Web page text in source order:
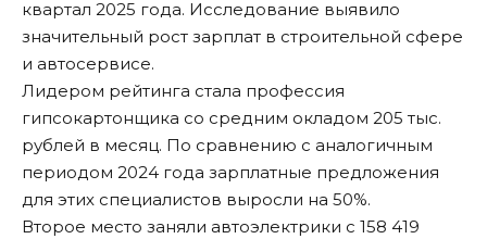
квартал 2025 года. Исследование выявило
значительный рост зарплат в строительной сфере
и автосервисе.
Лидером рейтинга стала профессия
гипсокартонщика со средним окладом 205 тыс.
рублей в месяц. По сравнению с аналогичным
периодом 2024 года зарплатные предложения
для этих специалистов выросли на 50%.
Второе место заняли автоэлектрики с 158 419